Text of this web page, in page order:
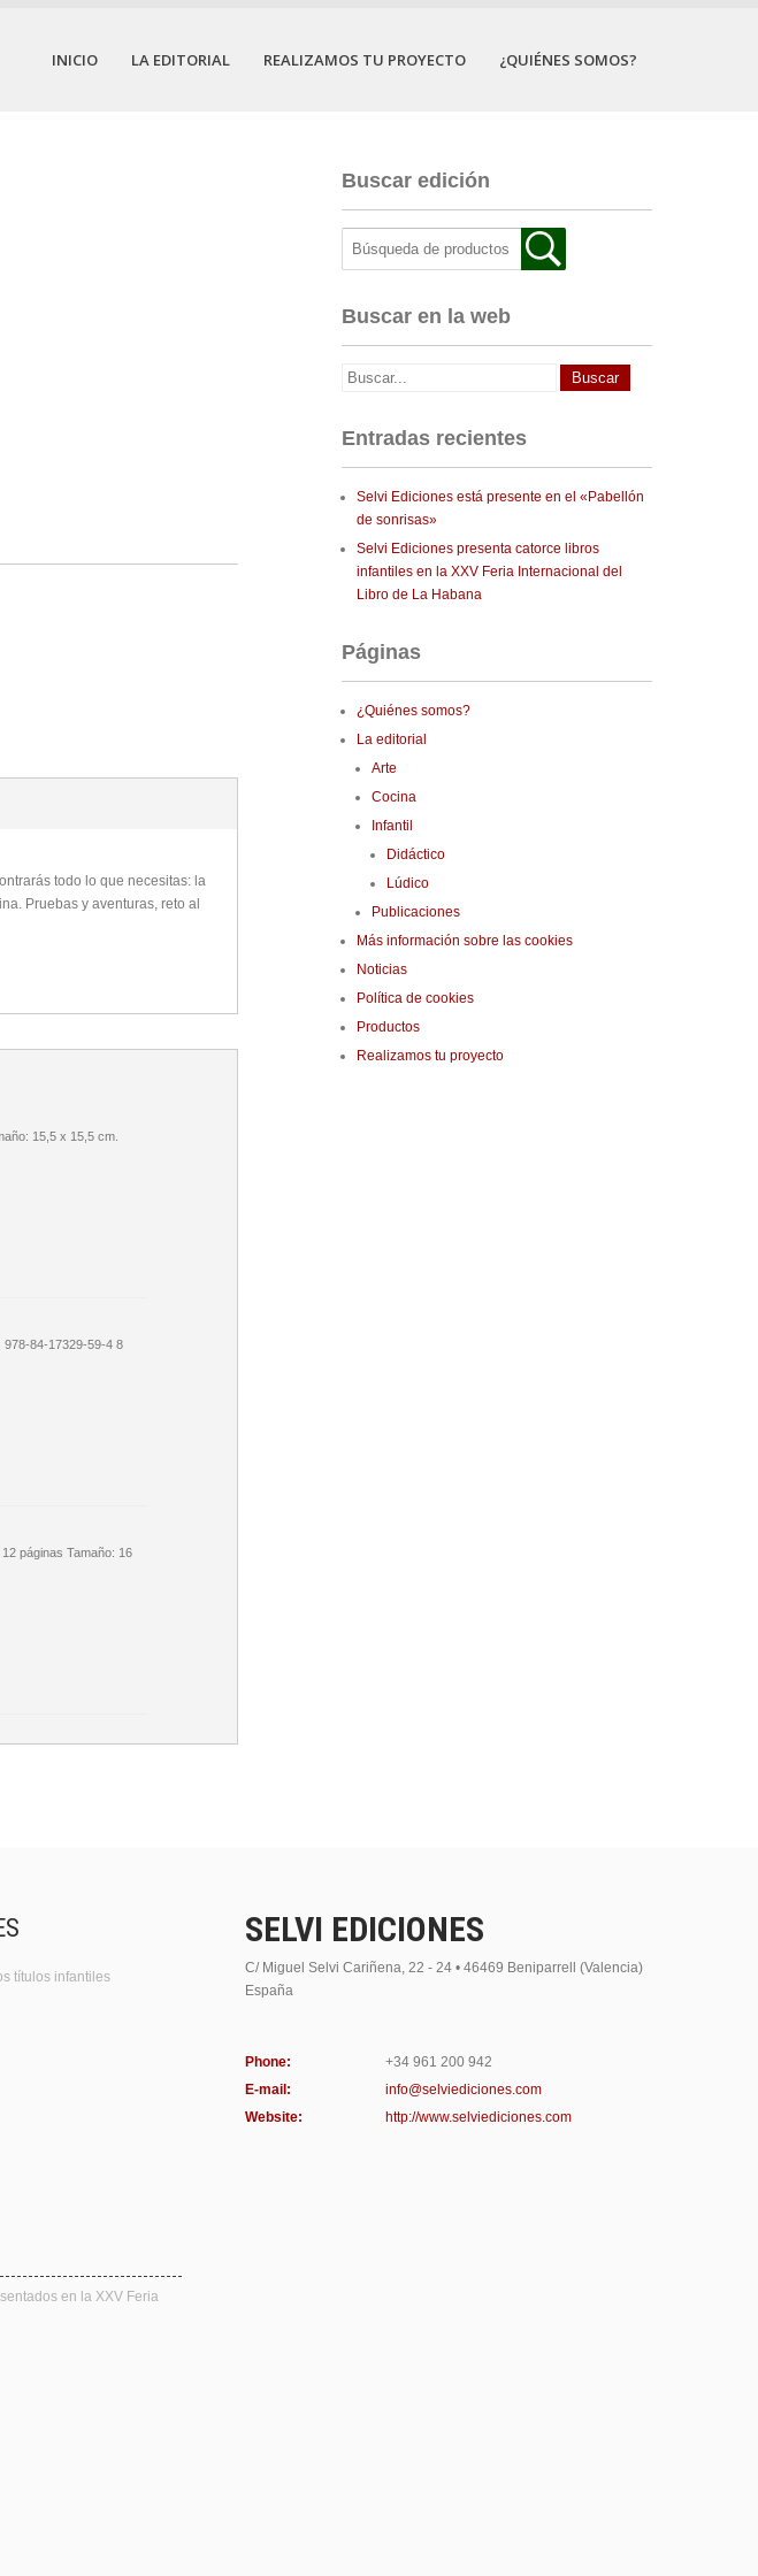
INICIO LA EDITORIAL REALIZAMOS TU PROYECTO ¿QUIÉNES SOMOS?
todo lo que necesitas: la
Pruebas y aventuras, reto al
15,5 x 15,5 cm.
978-84-17329-59-4 8
páginas Tamaño: 16
Buscar edición
Buscar en la web
Entradas recientes
Selvi Ediciones está presente en el «Pabellón
de sonrisas»
Selvi Ediciones presenta catorce libros
infantiles en la XXV Feria Internacional del
Libro de La Habana
Páginas
¿Quiénes somos?
La editorial
Arte
Cocina
Infantil
Didáctico
Lúdico
Publicaciones
Más información sobre las cookies
Noticias
Política de cookies
Productos
Realizamos tu proyecto
títulos infantiles
en la XXV Feria
SELVI EDICIONES
C/ Miguel Selvi Cariñena, 22 - 24 • 46469 Beniparrell (Valencia)
España
Phone:
+34 961 200 942
E-mail:
info@selviediciones.com
Website:
http://www.selviediciones.com